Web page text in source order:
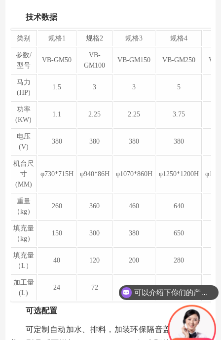
技术数据
类别 规格1 规格2 规格3 规格4
参数/
型号
VB-GM50
VB-
GM100
VB-GM150 VB-GM250
马力
(HP)
1.5 3 3 5
功率
(KW)
1.1 2.25 2.25 3.75
电压
(V)
380 380 380 380
机台尺
寸
(MM)
φ730*715H φ940*86H φ1070*860H φ1250*1200H
重量
（kg）
260 360 460 640
填充量
（kg）
150 300 380 650
填充量
（L）
40 120 200 280
加工量
(L)
24 72 120 168
可选配置
可定制自动加水、排料，加装环保隔音盖,x(增加保护
可以介绍下你们的产品么